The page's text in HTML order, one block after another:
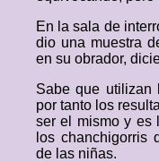
En la sala de
dio una muestra
en su obrador,
Sabe que utilizan
por tanto los
ser el mismo y es
los chanchigorris
de las niñas.